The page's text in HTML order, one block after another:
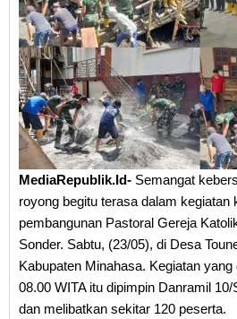
MediaRepublik.Id- Semangat
royong begitu terasa dalam kegiatan
pembangunan Pastoral Gereja
Sonder. Sabtu, (23/05), di Desa
Kabupaten Minahasa. Kegiatan
08.00 WITA itu dipimpin Danramil
dan melibatkan sekitar 120 peserta.